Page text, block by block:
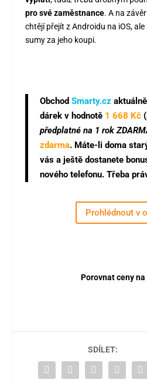
pro své zaměstnance. A na
chtějí přejít z Androidu na iOS,
sumy za jeho koupi.
Obchod Smarty.cz
dárek v hodnotě 1 668 Kč(
předplatné na 1 rok
zdarma. Máte-li doma
vás a ještě dostanete
nového telefonu. Třeba
Prohlédnout v
Porovnat ceny
SDÍLET: